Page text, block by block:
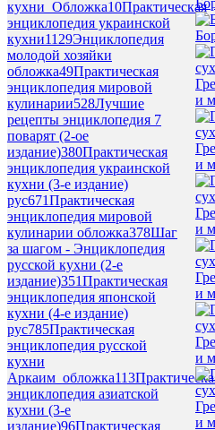
кухни_Обложка10Практическая
энциклопедия украинской
кухни1129Энциклопедия
молодой хозяйки
обложка49Практическая
энциклопедия мировой
кулинарии528Лучшие
рецепты энциклопедия 7
поварят (2-ое
издание)380Практическая
энциклопедия украинской
кухни (3-е издание)
рус671Практическая
энциклопедия мировой
кулинарии обложка378Шаг
за шагом - Энциклопедия
русской кухни (2-е
издание)351Практическая
энциклопедия японской
кухни (4-е издание)
рус785Практическая
энциклопедия русской
кухни
Аркаим_обложка113
энциклопедия азиатской
кухни (3-е
издание)96Практическая
и
и
и
и
и
и